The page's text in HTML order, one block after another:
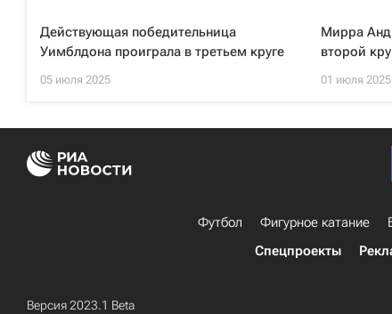
Действующая победительница
Уимблдона проиграла в третьем круге
05 июля 2025
Мирра
второй
01 июля 2025
Футбол Фигурное катание
Спецпроекты
Версия 2023.1 Beta